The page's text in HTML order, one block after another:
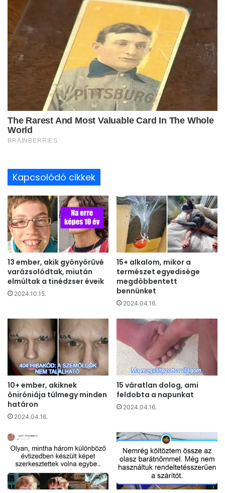
Kapcsolódó cikkek
13 ember, akik gyönyörűvé
varázsolódtak, miután
elmúltak a tinédzser éveik
2024.10.15.
15+ alkalom, mikor a
természet egyedisége
megdöbbentett
bennünket
2024.04.16.
10+ ember, akiknek
öniróniája túlmegy minden
határon
2024.04.16.
15 váratlan dolog, ami
feldobta a napunkat
2024.04.16.